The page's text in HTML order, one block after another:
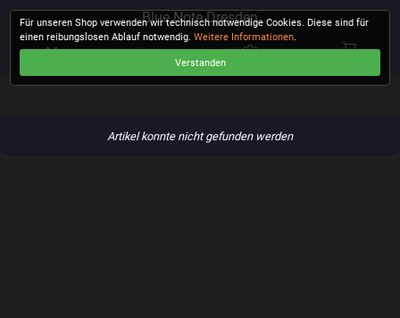
Blue Note Dresden
Artikel konnte nicht gefunden werden
Für unseren Shop verwenden wir technisch notwendige Cookies. Diese sind für
einen reibungslosen Ablauf notwendig.Weitere Informationen.
Verstanden